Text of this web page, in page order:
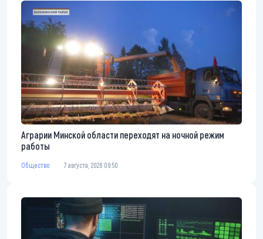
Аграрии Минской области переходят на ночной режим
работы
Общество 7 августа, 2026 09:50